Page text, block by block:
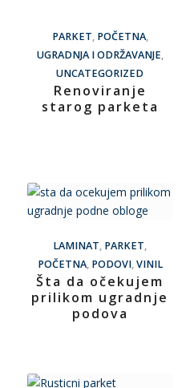
PARKET, POČETNA,
UGRADNJA I ODRŽAVANJE,
UNCATEGORIZED
Renoviranje
starog parketa
LAMINAT, PARKET,
POČETNA, PODOVI,VINIL
Šta da očekujem
prilikom ugradnje
podova